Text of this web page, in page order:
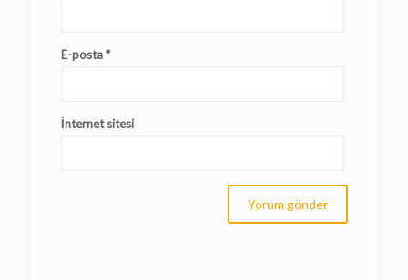
E-posta*
İnternet sitesi